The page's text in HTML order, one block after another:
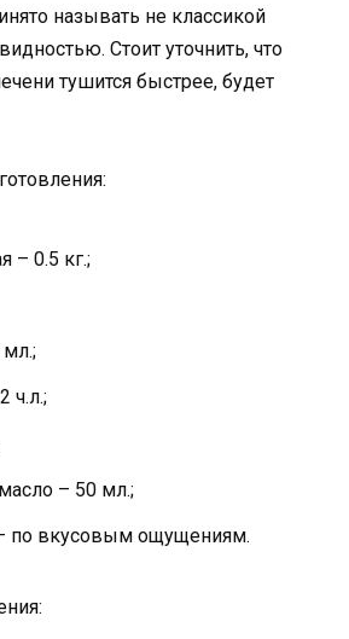
называть не классикой
Стоит уточнить, что
тушится быстрее, будет
– 0.5 кг.;
мл.;
ч.л.;
– 50 мл.;
по вкусовым ощущениям.